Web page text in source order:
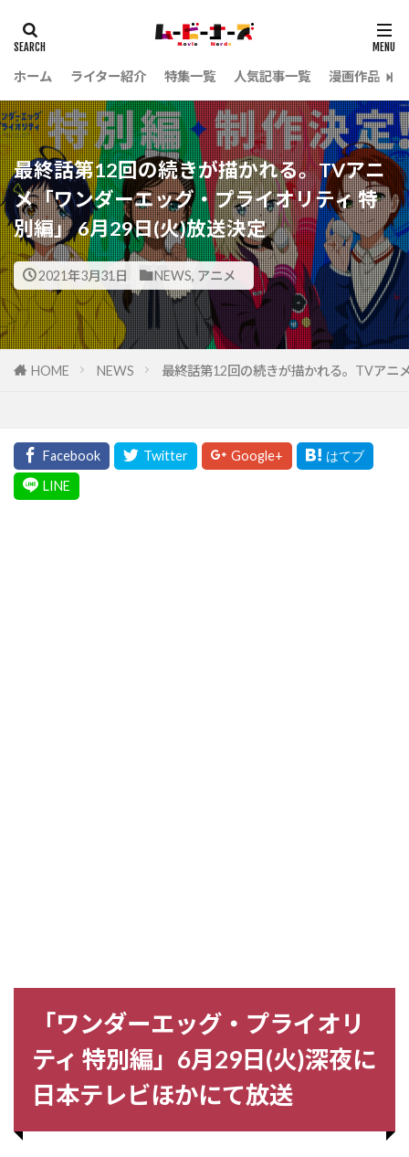
ホーム ライター紹介 特集一覧 人気記事一覧 漫画作品
最終話第12回の続きが描かれる。TVアニ
メ「ワンダーエッグ・プライオリティ 特
別編」 6月29日(火)放送決定
2021年3月31日 NEWS, アニメ
HOME NEWS 最終話第12回の続きが描かれる。TVアニ
「ワンダーエッグ・プライオリ
ティ 特別編」6月29日(火)深夜に
日本テレビほかにて放送